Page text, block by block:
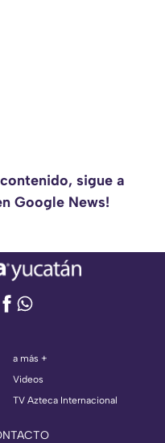
sigue a
Google News!
a más +
Videos
TV Azteca Internacional